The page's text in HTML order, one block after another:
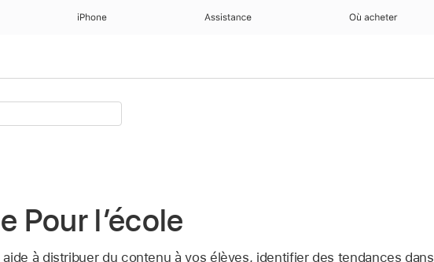
iPhone Assistance Où acheter
Pour l’école
aide à distribuer du contenu à vos élèves, identifier des tendances dans